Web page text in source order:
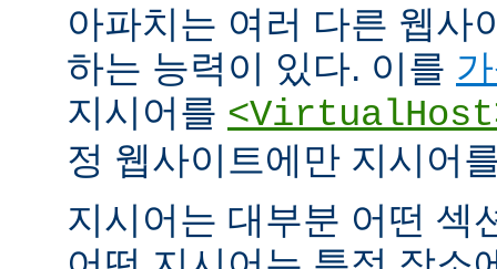
아파치는 여러 다른 웹사
하는 능력이 있다. 이를
지시어를
정 웹사이트에만 지시어
지시어는 대부분 어떤 섹